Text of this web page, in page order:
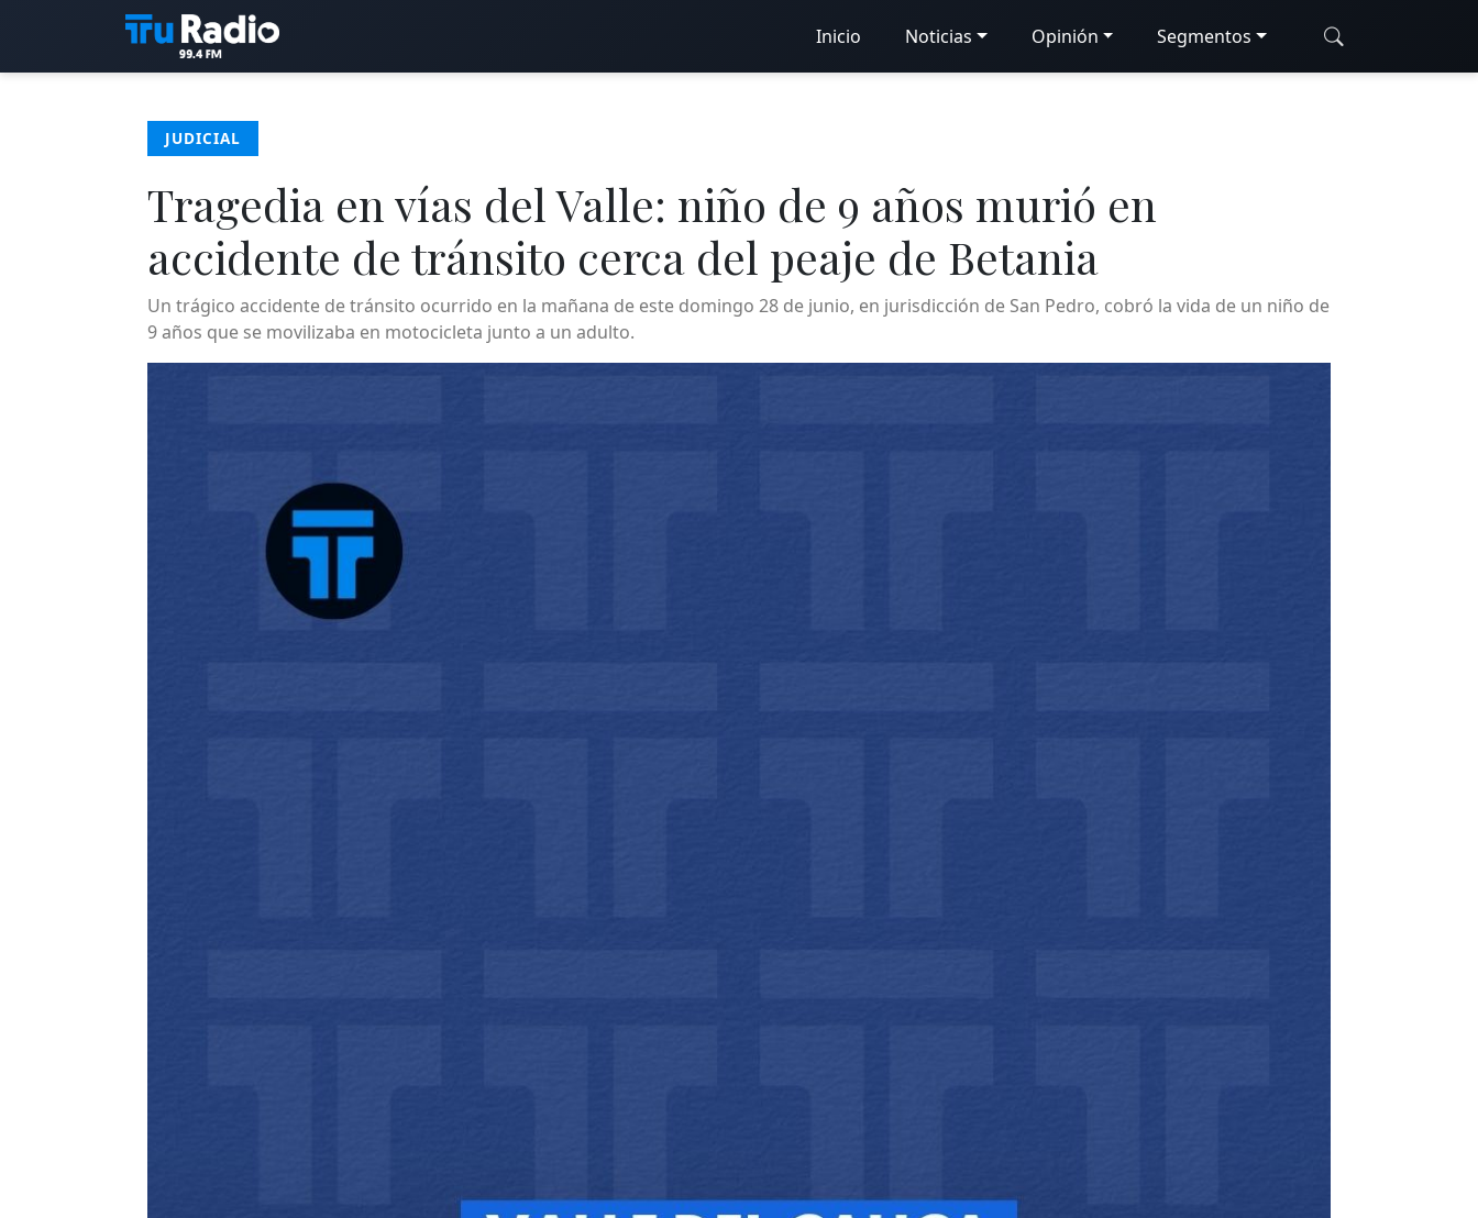
Inicio Noticias Opinión Segmentos
JUDICIAL
Tragedia en vías del Valle: niño de 9 años murió en
accidente de tránsito cerca del peaje de Betania
Un trágico accidente de tránsito ocurrido en la mañana de este domingo 28 de junio, en jurisdicción de San Pedro, cobró la vida de un niño de
9 años que se movilizaba en motocicleta junto a un adulto.